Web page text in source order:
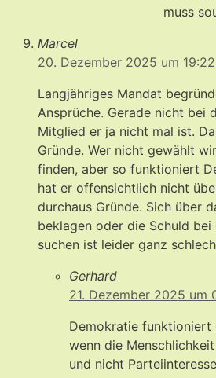
muss
Marcel
20. Dezember 2025 um
Langjähriges Mandat
Ansprüche. Gerade nicht bei
Mitglied er ja nicht mal ist.
Gründe. Wer nicht gewählt
finden, aber so funktioniert
hat er offensichtlich nicht
durchaus Gründe. Sich über
beklagen oder die Schuld bei
suchen ist leider ganz
Gerhard
21. Dezember 2025 um
Demokratie funktioniert
wenn die
und nicht